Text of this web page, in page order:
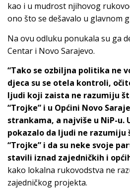
kao i u mudrost njihovog
ono što se dešavalo u glavnom
Na ovu odluku ponukala su ga
Centar i Novo Sarajevo.
“Tako se ozbiljna politika ne
djeca su se otela kontroli,
ljudi koji zaista ne razumiju
“Trojke” i u Općini Novo
strankama, a najviše u NiP-u.
pokazalo da ljudi ne
“Trojke” i da su neke svoje
stavili iznad zajedničkih i
kako lokalna rukovodstva ne
zajedničkog projekta.